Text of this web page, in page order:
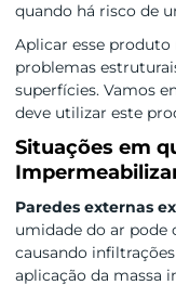
quando há risco de
Aplicar esse produto
problemas
superfícies. Vamos
deve utilizar este
Situações em
Paredes externas
umidade do ar pode
causando
aplicação da massa